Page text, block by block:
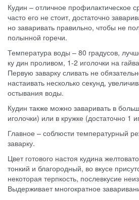
Кудин – отличное профилактическое
часто его не стоит, достаточно
но заваривать правильно, чтобы не
полынной горечи.
Температура воды – 80 градусов,
ку дин проливом, 1-2 иголочки на
Первую заварку сливать не
настаивать несколько секунд,
остывания воды.
Кудин также можно заваривать в
иголочки) или в кружке (достаточно 1
Главное – соблюсти температурный
заварку.
Цвет готового настоя кудина
тонкий и благородный, во вкусе
некоторая терпкость, послевкусие
Выдерживает многократное